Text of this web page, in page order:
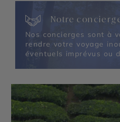
Notre
Nos concierges sont à
rendre votre voyage
éventuels imprévus ou